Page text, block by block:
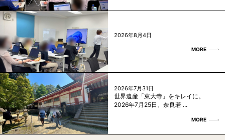
2026年8月4日
MORE
2026年7月31日
世界遺産「東大寺」をキレイに。
2026年7月25日、奈良若 ...
MORE